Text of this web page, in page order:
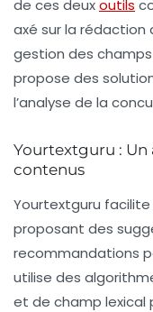
de ces deuxoutils
axé sur la
gestion des
propose des
l’analyse de la
Yourtextguru :
contenus
Yourtextguru facilite
proposant des
recommandations
utilise des
et de champ lexical